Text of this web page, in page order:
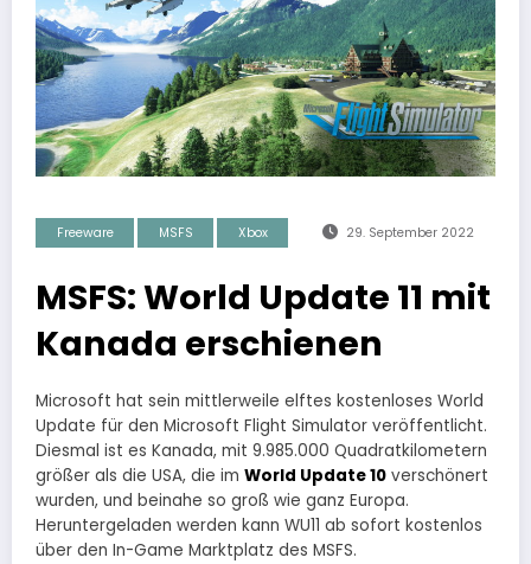
Freeware MSFS Xbox 29. September 2022
MSFS: World Update 11 mit
Kanada erschienen
Microsoft hat sein mittlerweile elftes kostenloses World
Update für den Microsoft Flight Simulator veröffentlicht.
Diesmal ist es Kanada, mit 9.985.000 Quadratkilometern
größer als die USA, die im World Update 10 verschönert
wurden, und beinahe so groß wie ganz Europa.
Heruntergeladen werden kann WU11 ab sofort kostenlos
über den In-Game Marktplatz des MSFS.